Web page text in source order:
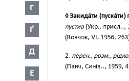
Г
Ґ
Д
Е
◊ Закида́ти (пуска́ти)
пустив (Укр.. присл..,
(Вовчок, VI, 1956,
2. перен., розм., рідко.
(Панч, Синів.., 1959,